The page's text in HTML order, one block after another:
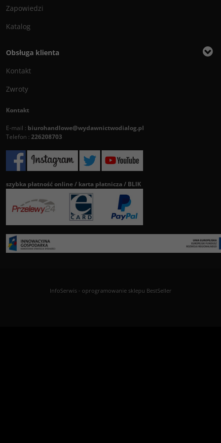
Zapowiedzi
Katalog
Obsługa klienta
Kontakt
Zwroty
Kontakt
E-mail : biurohandlowe@wydawnictwodialog.pl
Telefon : 226208703
szybka płatność online / karta płatnicza / BLIK
InfoSerwis- oprogramowanie sklepu BestSeller